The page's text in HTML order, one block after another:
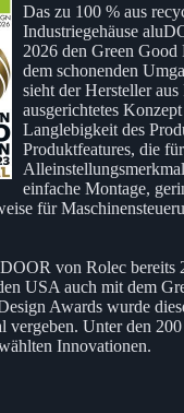
Das zu 100 % aus
Industriegehäuse
2026 den Green
dem schonenden
sieht der Hersteller
ausgerichtetes
Langlebigkeit des
Produktfeatures, die
einfache Montage,
für
von Rolec bereits
USA auch mit dem
Awards wurde
vergeben. Unter den
Innovationen.